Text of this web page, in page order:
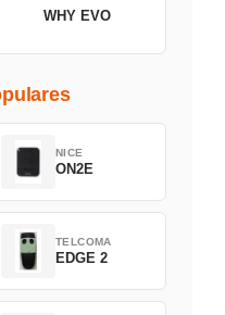
WHY EVO
NICE
ON2E
TELCOMA
EDGE 2